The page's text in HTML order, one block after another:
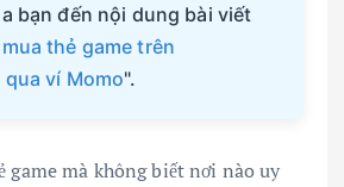
bạn đến nội dung bài viết
thẻ game trên
ví Momo".
game mà không biết nơi nào uy